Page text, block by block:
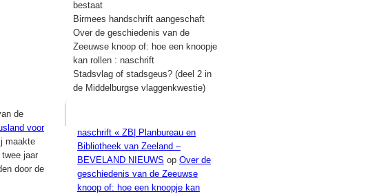
de
voor
maakte
jaar
door de
bestaat
Birmees handschrift aangeschaft
Over de geschiedenis van de
Zeeuwse knoop of: hoe een knoopje
kan rollen : naschrift
Stadsvlag of stadsgeus? (deel 2 in
de Middelburgse vlaggenkwestie)
naschrift « ZB| Planbureau en
Bibliotheek van Zeeland –
BEVELAND NIEUWS op Over de
geschiedenis van de Zeeuwse
knoop of: hoe een knoopje kan